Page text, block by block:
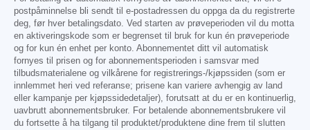
postpåminnelse bli sendt til e-postadressen du oppga da du registrerte
deg, før hver betalingsdato. Ved starten av prøveperioden vil du motta
en aktiveringskode som er begrenset til bruk for kun én prøveperiode
og for kun én enhet per konto. Abonnementet ditt vil automatisk
fornyes til prisen og for abonnementsperioden i samsvar med
tilbudsmaterialene og vilkårene for registrerings-/kjøpssiden (som er
innlemmet heri ved referanse; prisene kan variere avhengig av land
eller kampanje per kjøpssidedetaljer), forutsatt at du er en kontinuerlig,
uavbrutt abonnementsbruker. For betalende abonnementsbrukere vil
du fortsette å ha tilgang til produktet/produktene dine frem til slutten